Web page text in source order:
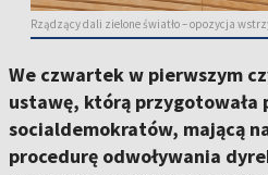
Rządzący dali zielone światło – opozycja
We czwartek w pierwszym
ustawę, którą przygotowała
socialdemokratów, mającą
procedurę odwoływania